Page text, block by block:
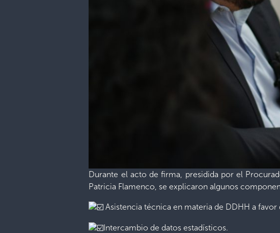
Durante el acto de firma, presidida por el
Patricia Flamenco, se explicaron algunos
Asistencia técnica en materia de DDHH a
Intercambio de datos estadísticos.